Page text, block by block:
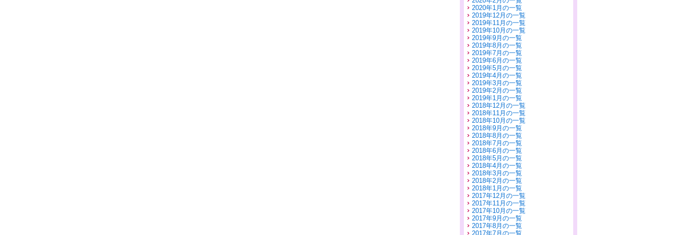
2020年1月の一覧
2019年12月の一覧
2019年11月の一覧
2019年10月の一覧
2019年9月の一覧
2019年8月の一覧
2019年7月の一覧
2019年6月の一覧
2019年5月の一覧
2019年4月の一覧
2019年3月の一覧
2019年2月の一覧
2019年1月の一覧
2018年12月の一覧
2018年11月の一覧
2018年10月の一覧
2018年9月の一覧
2018年8月の一覧
2018年7月の一覧
2018年6月の一覧
2018年5月の一覧
2018年4月の一覧
2018年3月の一覧
2018年2月の一覧
2018年1月の一覧
2017年12月の一覧
2017年11月の一覧
2017年10月の一覧
2017年9月の一覧
2017年8月の一覧
2017年7月の一覧